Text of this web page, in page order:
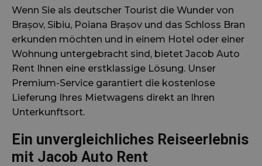
Wenn Sie als deutscher Tourist die Wunder von
Brașov, Sibiu, Poiana Brașov und das Schloss Bran
erkunden möchten und in einem Hotel oder einer
Wohnung untergebracht sind, bietet Jacob Auto
Rent Ihnen eine erstklassige Lösung. Unser
Premium-Service garantiert die kostenlose
Lieferung Ihres Mietwagens direkt an Ihren
Unterkunftsort.
Ein unvergleichliches Reiseerlebnis
mit Jacob Auto Rent